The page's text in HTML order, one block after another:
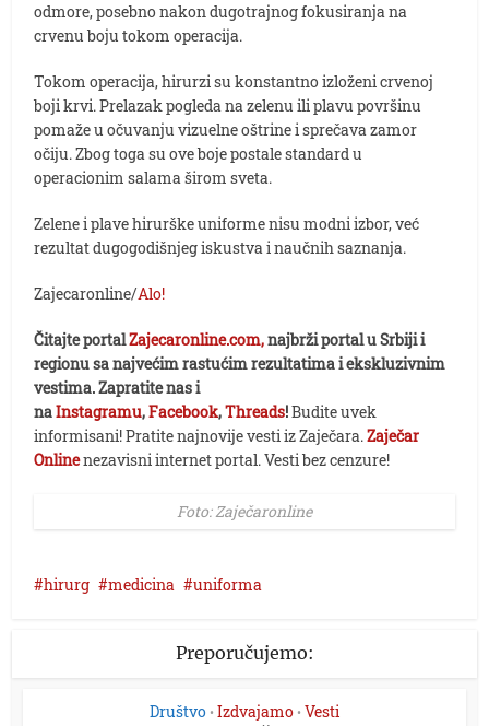
odmore, posebno nakon dugotrajnog fokusiranja na
crvenu boju tokom operacija.
Tokom operacija, hirurzi su konstantno izloženi crvenoj
boji krvi. Prelazak pogleda na zelenu ili plavu površinu
pomaže u očuvanju vizuelne oštrine i sprečava zamor
očiju. Zbog toga su ove boje postale standard u
operacionim salama širom sveta.
Zelene i plave hirurške uniforme nisu modni izbor, već
rezultat dugogodišnjeg iskustva i naučnih saznanja.
Zajecaronline/Alo!
Čitajte portalZajecaronline.com,najbrži portal u Srbiji i
regionu sa najvećim rastućim rezultatima i ekskluzivnim
vestima. Zapratite nas i
naInstagramu,Facebook,Threads!Budite uvek
informisani! Pratite najnovije vesti iz Zaječara.Zaječar
Onlinenezavisni internet portal. Vesti bez cenzure!
Foto: Zaječaronline
hirurg medicina uniforma
Preporučujemo:
Društvo • Izdvajamo • Vesti